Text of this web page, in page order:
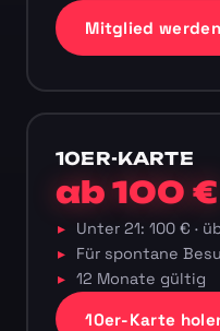
Mitglied werden
10ER-KARTE
ab 100 €
Unter 21: 100 € ·
Für spontane
12 Monate gültig
10er-Karte